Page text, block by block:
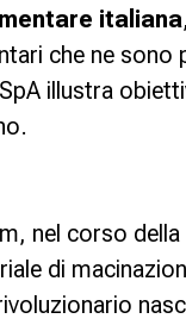
italiana
che ne sono
illustra
nel corso
di